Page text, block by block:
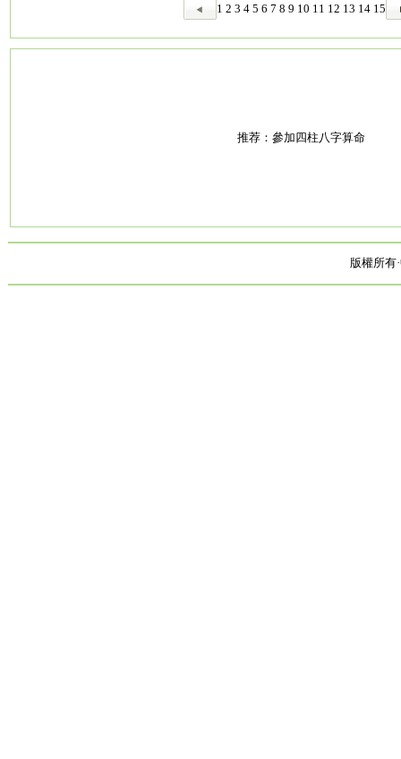
1 2 3 4 5 6 7 8 9 10 11 12 13 14 15
推荐： 參加四柱八字算命
版權所有